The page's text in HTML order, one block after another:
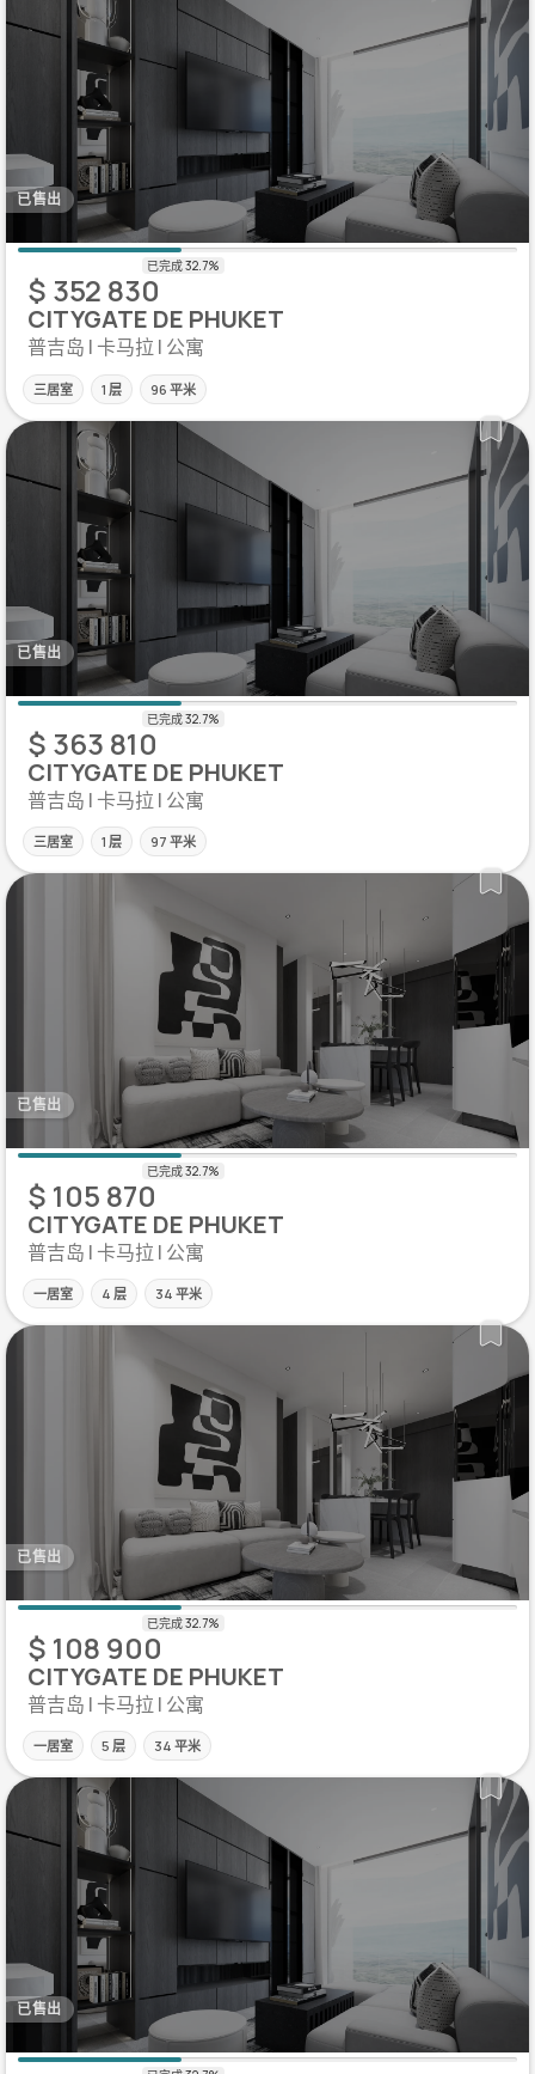
已售出
$ 352 830
CITYGATE DE PHUKET
普吉岛 | 卡马拉 | 公寓
三居室 1 层 96 平米
已售出
$ 363 810
CITYGATE DE PHUKET
普吉岛 | 卡马拉 | 公寓
三居室 1 层 97 平米
已售出
$ 105 870
CITYGATE DE PHUKET
普吉岛 | 卡马拉 | 公寓
一居室 4 层 34 平米
已售出
$ 108 900
CITYGATE DE PHUKET
普吉岛 | 卡马拉 | 公寓
一居室 5 层 34 平米
已售出